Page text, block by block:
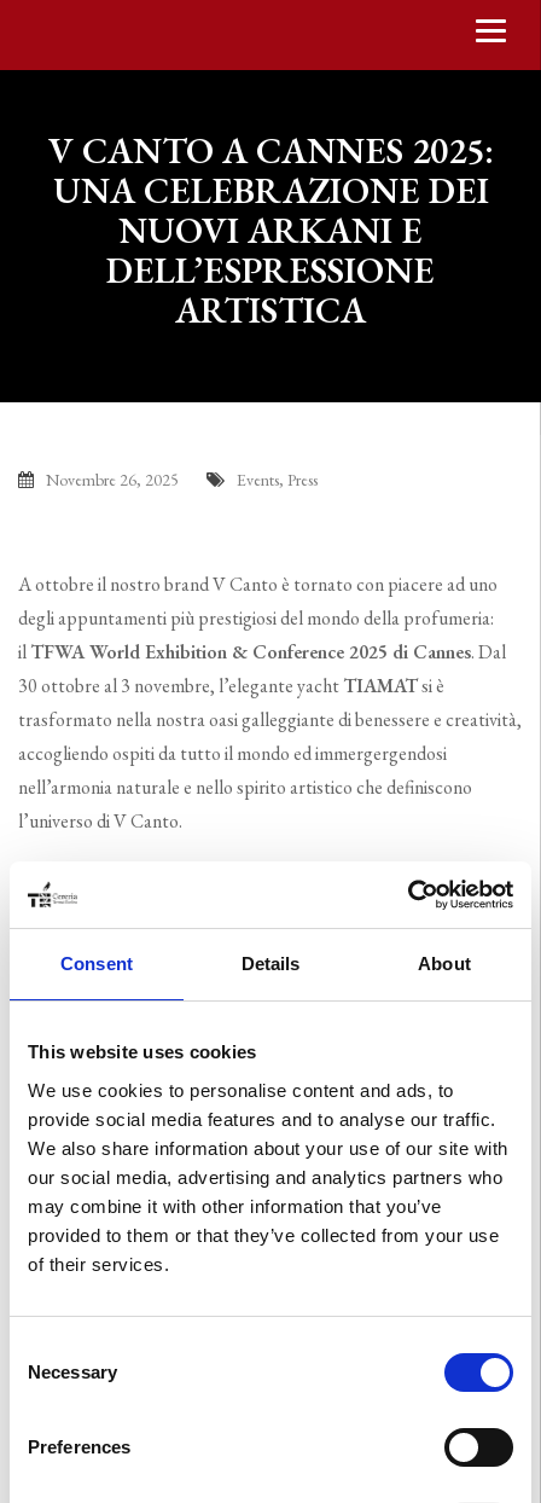
Consent Details About
This website uses cookies
We use cookies to personalise content and ads, to
provide social media features and to analyse our traffic.
We also share information about your use of our site with
our social media, advertising and analytics partners who
may combine it with other information that you’ve
provided to them or that they’ve collected from your use
of their services.
Selection
Necessary
Preferences
V CANTO A CANNES 2025:
UNA CELEBRAZIONE DEI
NUOVI ARKANI E
DELL’ESPRESSIONE
ARTISTICA
Novembre 26, 2025 Events, Press
A ottobre il nostro brand V Canto è tornato con piacere ad uno
degli appuntamenti più prestigiosi del mondo della profumeria:
ilTFWA World Exhibition & Conference 2025 di Cannes. Dal
30 ottobre al 3 novembre, l’elegante yachtTIAMATsi è
trasformato nella nostra oasi galleggiante di benessere e creatività,
accogliendo ospiti da tutto il mondo ed immergergendosi
nell’armonia naturale e nello spirito artistico che definiscono
l’universo di V Canto.
Nel suggestivo e scintillante sfondo della Costa Azzurra, abbiamo
presentato con orgoglio le
Arkani, audaci
e radicate nell’alchimia emotiva tra luce e ombra.
Per celebrare questi nuovi capitoli, abbiamo organizzato una serata
indimenticabile al Mademoiselle Gray Plage Barrière Cannes.
Circondati da amici e appassionati di profumeria, abbiamo
festeggiato nel più autentico stile italiano — con calore, creatività
e l’inconfondibile spirito della famiglia Terenzi. È stata una notte
ricca di emozione e condivisione della bellezza in tutte le sue forme.
esprimiamo la nostra più profonda gratitudine a tutti coloro che si
viaggio olfattivo.